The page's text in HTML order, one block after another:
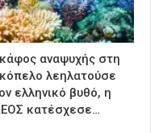
αναψυχής στη
λεηλατούσε
ελληνικό βυθό, η
κατέσχεσε…